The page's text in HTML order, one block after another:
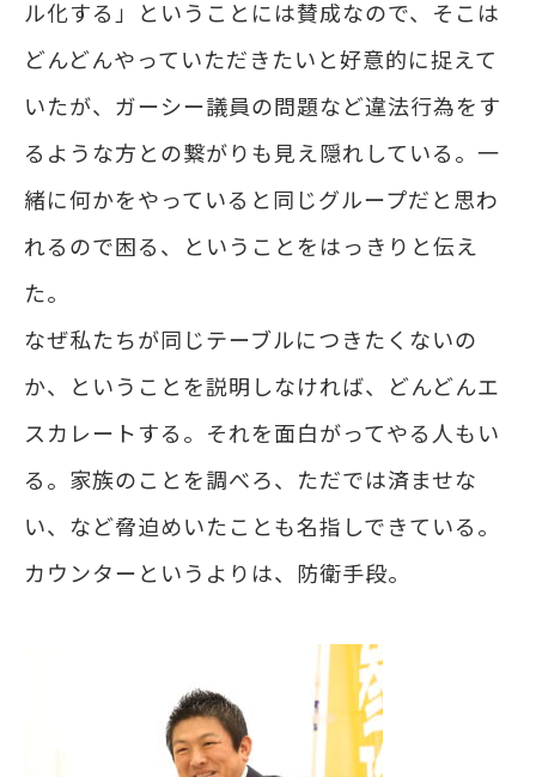
ル化する」ということには賛成なので、そこは
どんどんやっていただきたいと好意的に捉えて
いたが、ガーシー議員の問題など違法行為をす
るような方との繋がりも見え隠れしている。一
緒に何かをやっていると同じグループだと思わ
れるので困る、ということをはっきりと伝え
た。
なぜ私たちが同じテーブルにつきたくないの
か、ということを説明しなければ、どんどんエ
スカレートする。それを面白がってやる人もい
る。家族のことを調べろ、ただでは済ませな
い、など脅迫めいたことも名指しできている。
カウンターというよりは、防衛手段。